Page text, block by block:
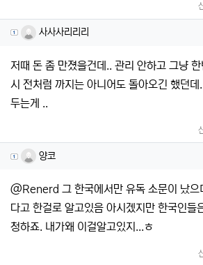
사사사리리리님의 댓글
사사사리리리
저때 돈 좀 만졌을건데.. 관리 안하고 그냥
시 전처럼 까지는 아니어도 돌아오긴 했던
두는게 ..
양코님의 댓글
양코
@Renerd 그 한국에서만 유독 소문이 났으
다고 한걸로 알고있음 아시겠지만 한국인들
청하죠. 내가왜 이걸알고있지...ㅎ